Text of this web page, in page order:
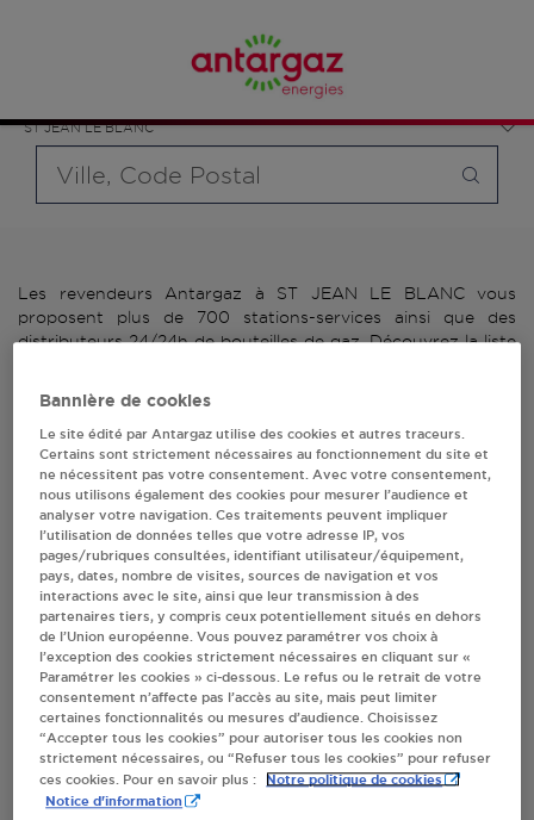
ST JEAN LE BLANC
bouteille souhaité et le type de point de vente (revendeur /
distributeur automatique de bouteilles de gaz ou station GPL
carburant)
Les revendeurs Antargaz à ST JEAN LE BLANC vous
proposent plus de 700 stations-services ainsi que des
distributeurs 24/24h de bouteilles de gaz. Découvrez la liste
de bouteilles de gaz.
2 revendeur(s) Antargaz
à ST JEAN LE BLANC
Villes
8 A HUIT ST JEAN LE BLANC
M.ABOUCADE LAHCEN
1 BIS, RUE DU BALLON
45650ST JEAN LE BLANC
Bannière de cookies
Le site édité par Antargaz utilise des cookies et autres traceurs.
Certains sont strictement nécessaires au fonctionnement du site et
ne nécessitent pas votre consentement. Avec votre consentement,
nous utilisons également des cookies pour mesurer l’audience et
analyser votre navigation. Ces traitements peuvent impliquer
l’utilisation de données telles que votre adresse IP, vos
pages/rubriques consultées, identifiant utilisateur/équipement,
pays, dates, nombre de visites, sources de navigation et vos
interactions avec le site, ainsi que leur transmission à des
partenaires tiers, y compris ceux potentiellement situés en dehors
de l’Union européenne. Vous pouvez paramétrer vos choix à
l’exception des cookies strictement nécessaires en cliquant sur «
Paramétrer les cookies » ci-dessous. Le refus ou le retrait de votre
consentement n’affecte pas l’accès au site, mais peut limiter
certaines fonctionnalités ou mesures d’audience. Choisissez
“Accepter tous les cookies” pour autoriser tous les cookies non
strictement nécessaires, ou “Refuser tous les cookies” pour refuser
ces cookies. Pour en savoir plus :
Notre politique de cookies
Notice d'information